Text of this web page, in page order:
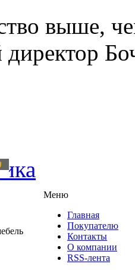
выше,
директор
Меню
Главная
Покупателю
Контакты
О компании
RSS-лента